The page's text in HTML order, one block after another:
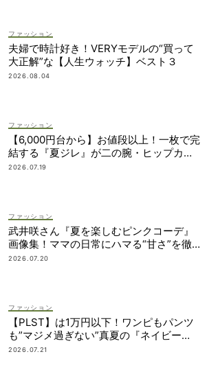
ファッション
夫婦で時計好き！VERYモデルの“買って
大正解”な【人生ウォッチ】ベスト３
2026.08.04
ファッション
【6,000円台から】お値段以上！一枚で完
結する『夏ジレ』が二の腕・ヒップカバ
ーに大活躍
2026.07.19
ファッション
武井咲さん『夏を楽しむピンクコーデ』
画像集！ママの日常にハマる“甘さ”を徹
底ガイド
2026.07.20
ファッション
【PLST】は1万円以下！ワンピもパンツ
も”マジメ過ぎない”真夏の『ネイビー
服』６選
2026.07.21